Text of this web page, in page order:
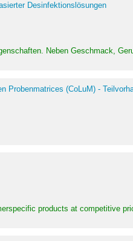
Desinfektionslösungen
Neben Geschmack,
Probenmatrices (CoLuM) -
products at competitive